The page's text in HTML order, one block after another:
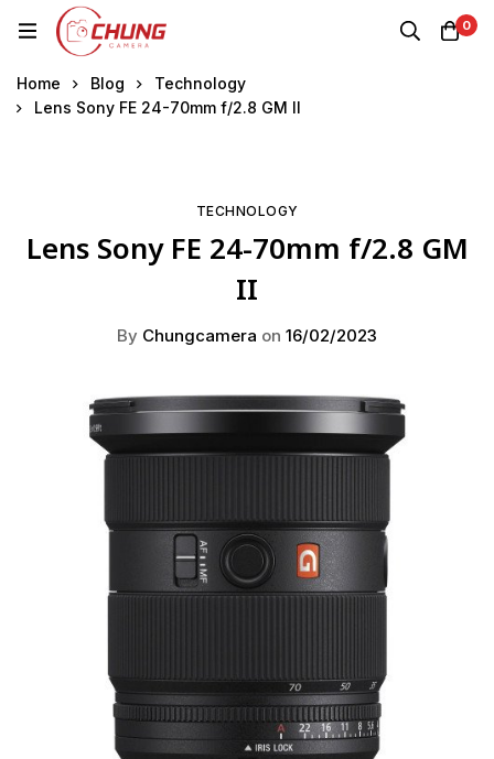
0
Home Blog
Technology
Lens Sony FE 24-70mm f/2.8 GM II
TECHNOLOGY
Lens Sony FE 24-70mm f/2.8 GM
II
By Chungcamera on 16/02/2023